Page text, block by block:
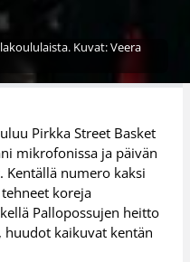
Kuvat: Veera
Pirkka Street Basket
mikrofonissa ja päivän
numero kaksi
koreja
Pallopossujen heitto
huudot kaikuvat kentän